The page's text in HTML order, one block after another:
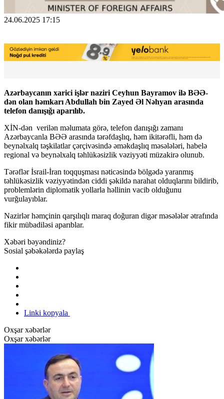
24.06.2025 17:15
Azərbaycanın xarici işlər naziri Ceyhun Bayramov ilə BƏƏ-
dən olan həmkarı Abdullah bin Zayed Əl Nəhyan arasında
telefon danışığı aparılıb.
XİN-dən verilən məlumata görə, telefon danışığı zamanı
Azərbaycanla BƏƏ arasında tərəfdaşlıq, həm ikitərəfli, həm də
beynəlxalq təşkilatlar çərçivəsində əməkdaşlıq məsələləri, habelə
regional və beynəlxalq təhlükəsizlik vəziyyəti müzakirə olunub.
Tərəflər İsrail-İran toqquşması nəticəsində bölgədə yaranmış
təhlükəsizlik vəziyyətindən ciddi şəkildə narahat olduqlarını bildirib,
problemlərin diplomatik yollarla həllinin vacib olduğunu
vurğulayıblar.
Nazirlər həmçinin qarşılıqlı maraq doğuran digər məsələlər ətrafında
fikir mübadiləsi aparıblar.
Xəbəri bəyəndiniz?
Sosial şəbəkələrdə paylaş
Linki kopyala
Oxşar xəbərlər
Oxşar xəbərlər